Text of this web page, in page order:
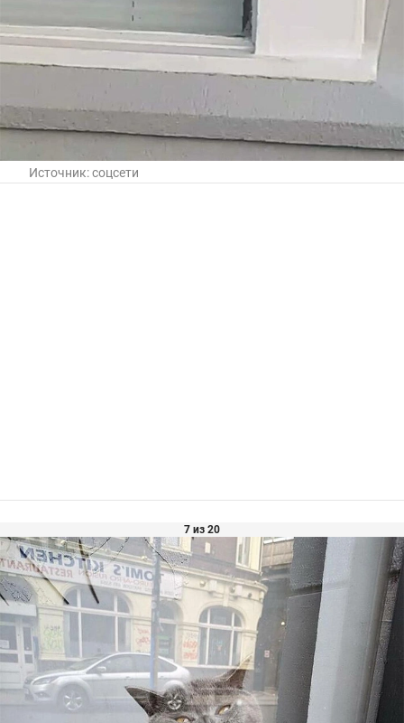
Источник:соцсети
7 из 20